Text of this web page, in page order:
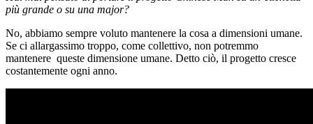
più grande o su una major?
No, abbiamo sempre voluto mantenere la cosa a dimensioni umane.
Se ci allargassimo troppo, come collettivo, non potremmo
mantenere queste dimensione umane. Detto ciò, il progetto cresce
costantemente ogni anno.